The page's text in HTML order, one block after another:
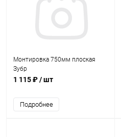
Монтировка 750мм плоская
Зубр
1 115 ₽/ шт
Подробнее